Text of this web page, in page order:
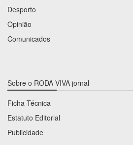
Desporto
Opinião
Comunicados
Sobre o RODA VIVA jornal
Ficha Técnica
Estatuto Editorial
Publicidade